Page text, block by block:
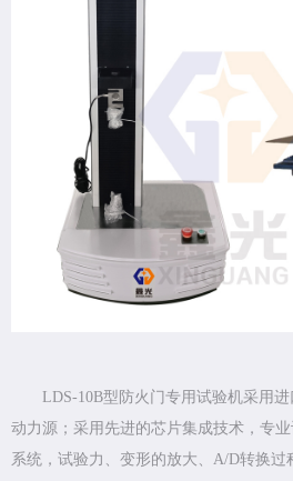
LDS-10B型防火门专用试验机采用
动力源；采用先进的芯片集成技术，专
系统，试验力、变形的放大、A/D转换过